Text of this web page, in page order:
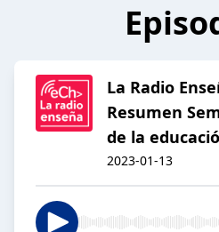
La Radio
Resumen
de la
2023-01-13